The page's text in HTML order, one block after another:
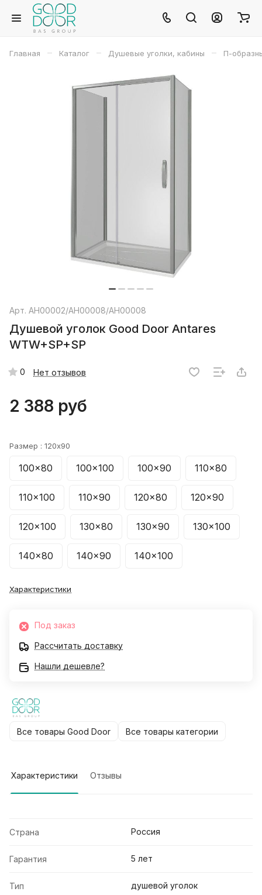
Главная – Каталог – Душевые уголки, кабины – П-
Арт. АН00002/АН00008/АН00008
Душевой уголок Good Door Antares
WTW+SP+SP
0 Нет отзывов
2 388 руб
Размер : 120x90
100x80 100x100 100x90 110x80
110x100 110x90 120x80 120x90
120x100 130x80 130x90 130x100
140x80 140x90 140x100
Характеристики
Под заказ
Рассчитать доставку
Нашли дешевле?
Все товары Good Door Все товары категории
Характеристики Отзывы
Страна Россия
Гарантия 5 лет
Тип душевой уголок